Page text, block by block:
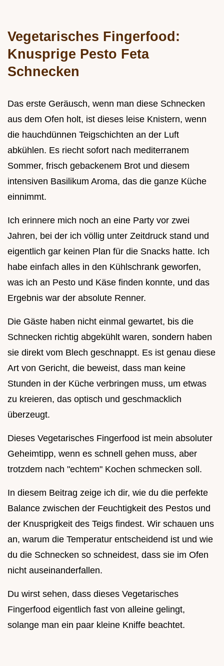
Vegetarisches Fingerfood:
Knusprige Pesto Feta
Schnecken
Das erste Geräusch, wenn man diese Schnecken
aus dem Ofen holt, ist dieses leise Knistern, wenn
die hauchdünnen Teigschichten an der Luft
abkühlen. Es riecht sofort nach mediterranem
Sommer, frisch gebackenem Brot und diesem
intensiven Basilikum Aroma, das die ganze Küche
einnimmt.
Ich erinnere mich noch an eine Party vor zwei
Jahren, bei der ich völlig unter Zeitdruck stand und
eigentlich gar keinen Plan für die Snacks hatte. Ich
habe einfach alles in den Kühlschrank geworfen,
was ich an Pesto und Käse finden konnte, und das
Ergebnis war der absolute Renner.
Die Gäste haben nicht einmal gewartet, bis die
Schnecken richtig abgekühlt waren, sondern haben
sie direkt vom Blech geschnappt. Es ist genau diese
Art von Gericht, die beweist, dass man keine
Stunden in der Küche verbringen muss, um etwas
zu kreieren, das optisch und geschmacklich
überzeugt.
Dieses Vegetarisches Fingerfood ist mein absoluter
Geheimtipp, wenn es schnell gehen muss, aber
trotzdem nach "echtem" Kochen schmecken soll.
In diesem Beitrag zeige ich dir, wie du die perfekte
Balance zwischen der Feuchtigkeit des Pestos und
der Knusprigkeit des Teigs findest. Wir schauen uns
an, warum die Temperatur entscheidend ist und wie
du die Schnecken so schneidest, dass sie im Ofen
nicht auseinanderfallen.
Du wirst sehen, dass dieses Vegetarisches
Fingerfood eigentlich fast von alleine gelingt,
solange man ein paar kleine Kniffe beachtet.